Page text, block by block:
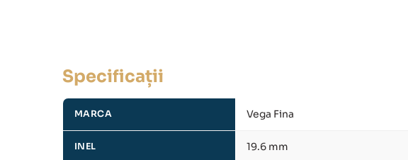
Specificații
MARCA Vega Fina
INEL 19.6 mm